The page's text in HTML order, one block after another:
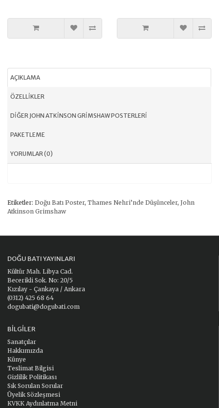
AÇIKLAMA
ÖZELLIKLER
DIĞER JOHN ATKINSON GRIMSHAW POSTERLERI
PAKETLEME
YORUMLAR (0)
Etiketler: Doğu Batı Poster, Thames Nehri’nde Düşünceler, John
Atkinson Grimshaw
DOĞU BATI YAYINLARI
Kültür Mah. Libya Cad.
Becerikli Sok. No: 20/5
Kızılay - Çankaya / Ankara
(0312) 425 68 64
dogubati@dogubati.com
BILGILER
Sanatçılar
Hakkımızda
Künye
Teslimat Bilgisi
Gizlilik Politikası
Sık Sorulan Sorular
Üyelik Sözleşmesi
KVKK Aydınlatma Metni